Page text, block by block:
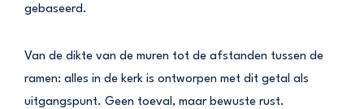
gebaseerd.
Van de dikte van de muren tot de afstanden tussen de
ramen: alles in de kerk is ontworpen met dit getal als
uitgangspunt. Geen toeval, maar bewuste rust.